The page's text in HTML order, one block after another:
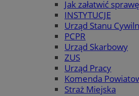
Jak załatwić
INSTYTUCJE
Urząd Stanu
PCPR
Urząd Skarbowy
ZUS
Urząd Pracy
Komenda
Straż Miejska